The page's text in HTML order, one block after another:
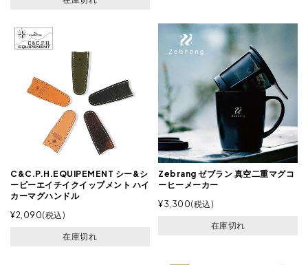
C&C.P.H.EQUIPEMENT シー&シ
ーピーエイチイクイップメント ハイ
カーマグハンドル
¥2,090 税込
在庫切れ
Zebrang ゼブラン 真空二重マグコ
ーヒーメーカー
¥3,300 税込
在庫切れ